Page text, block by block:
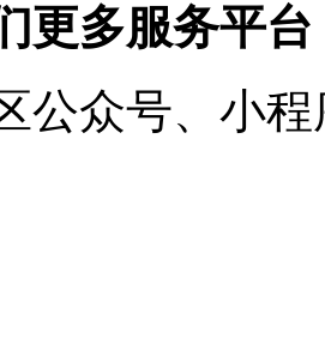
更多服务平台
公众号、小